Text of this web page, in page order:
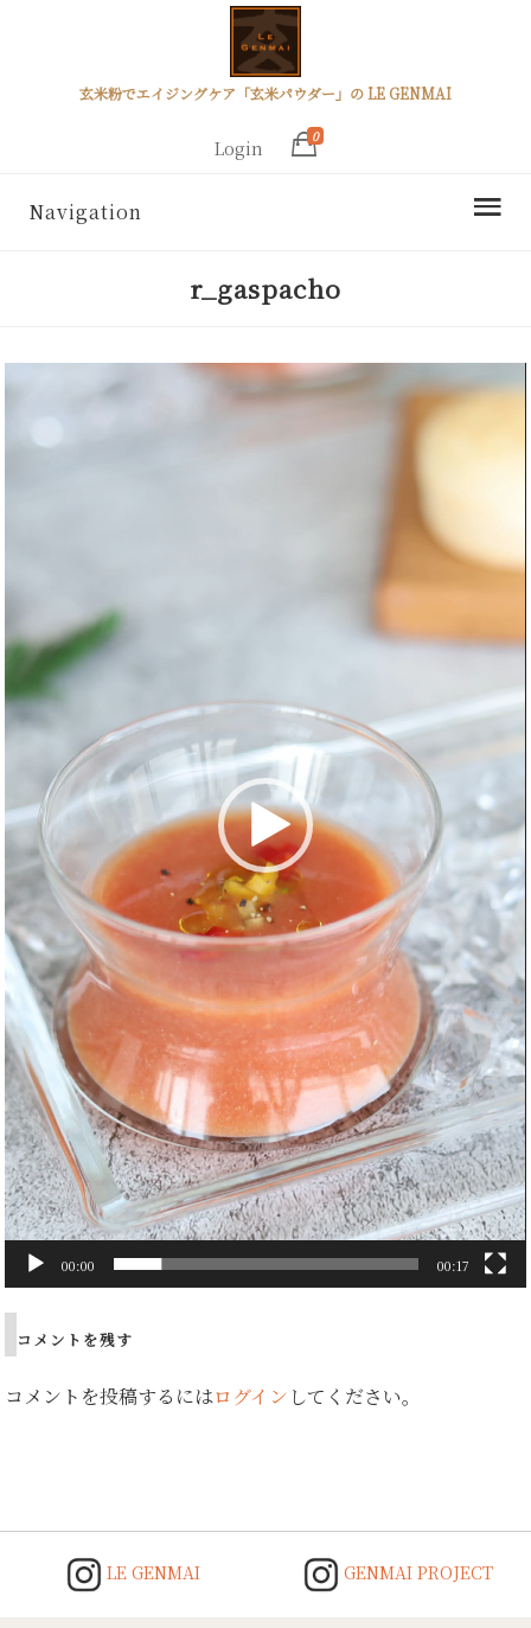
玄米粉でエイジングケア「玄米パウダー」の LE GENMAI
Login
0
Navigation
r_gaspacho
00:00 00:17
コメントを残す
コメントを投稿するにはログイン してください。
LE GENMAI GENMAI PROJECT